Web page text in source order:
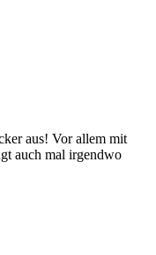
aus! Vor allem mit
auch mal irgendwo